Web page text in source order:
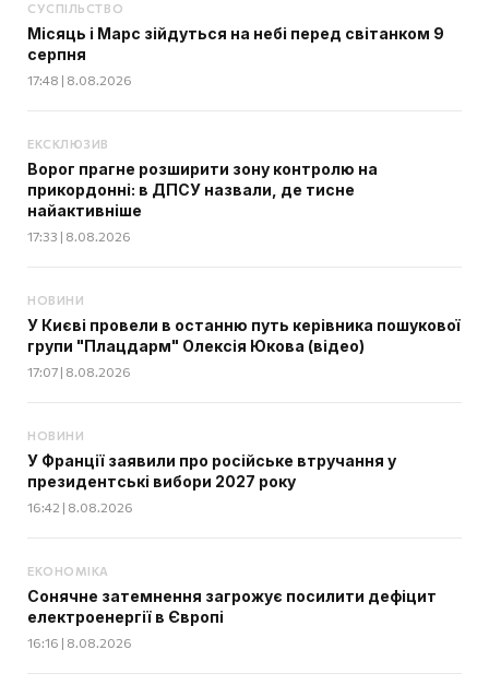
СУСПІЛЬСТВО
Місяць і Марс зійдуться на небі перед світанком 9
серпня
17:48 | 8.08.2026
ЕКСКЛЮЗИВ
Ворог прагне розширити зону контролю на
прикордонні: в ДПСУ назвали, де тисне
найактивніше
17:33 | 8.08.2026
НОВИНИ
У Києві провели в останню путь керівника пошукової
групи "Плацдарм" Олексія Юкова (відео)
17:07 | 8.08.2026
НОВИНИ
У Франції заявили про російське втручання у
президентські вибори 2027 року
16:42 | 8.08.2026
ЕКОНОМІКА
Сонячне затемнення загрожує посилити дефіцит
електроенергії в Європі
16:16 | 8.08.2026